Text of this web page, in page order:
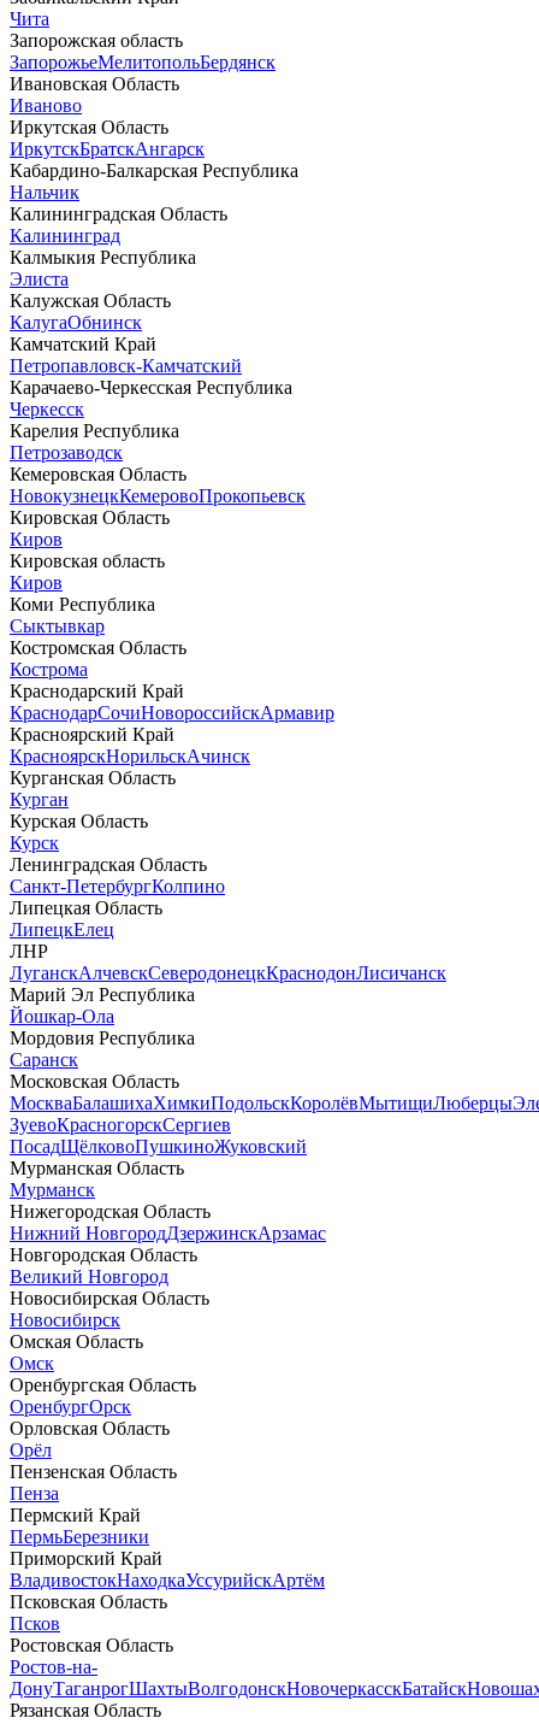
Чита
Запорожская область
ЗапорожьеМелитопольБердянск
Ивановская Область
Иваново
Иркутская Область
ИркутскБратскАнгарск
Кабардино-Балкарская Республика
Нальчик
Калининградская Область
Калининград
Калмыкия Республика
Элиста
Калужская Область
КалугаОбнинск
Камчатский Край
Петропавловск-Камчатский
Карачаево-Черкесская Республика
Черкесск
Карелия Республика
Петрозаводск
Кемеровская Область
НовокузнецкКемеровоПрокопьевск
Кировская Область
Киров
Кировская область
Киров
Коми Республика
Сыктывкар
Костромская Область
Кострома
Краснодарский Край
КраснодарСочиНовороссийскАрмавир
Красноярский Край
КрасноярскНорильскАчинск
Курганская Область
Курган
Курская Область
Курск
Ленинградская Область
Санкт-ПетербургКолпино
Липецкая Область
ЛипецкЕлец
ЛНР
ЛуганскАлчевскСеверодонецкКраснодонЛисичанск
Марий Эл Республика
Йошкар-Ола
Мордовия Республика
Саранск
Московская Область
МоскваБалашихаХимкиПодольскКоролёвМытищиЛюберцы
ЗуевоКрасногорскСергиев
ПосадЩёлковоПушкиноЖуковский
Мурманская Область
Мурманск
Нижегородская Область
Нижний НовгородДзержинскАрзамас
Новгородская Область
Великий Новгород
Новосибирская Область
Новосибирск
Омская Область
Омск
Оренбургская Область
ОренбургОрск
Орловская Область
Орёл
Пензенская Область
Пенза
Пермский Край
ПермьБерезники
Приморский Край
ВладивостокНаходкаУссурийскАртём
Псковская Область
Псков
Ростовская Область
Ростов-на-
ДонуТаганрогШахтыВолгодонскНовочеркасскБатайск
Рязанская Область